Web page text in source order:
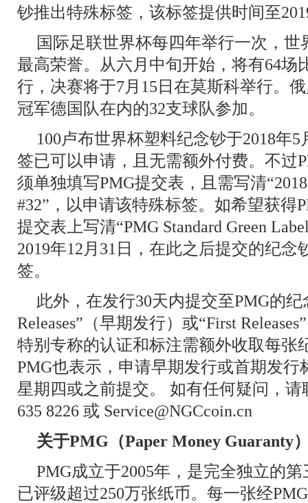
钞推出特殊标签，该标签提供时间至
国际足联世界杯每四年举行一次，
最高荣誉。从六月中旬开始，将有64场
行，决赛将于7月15日在莫斯科举行。
冠军德国队在内的32支球队参加。
100卢布世界杯塑料纪念钞于2018年
签已可以申请，且无需额外付费。不过
须单独填写PMG提交表，且需写清
#32”，以申请该特殊标签。如希望获得
提交表上写清“PMG Standard Green
2019年12月31日，在此之后提交的纪念
签。
此外，在发行30天内提交至PMG的
Releases”（早期发行）或“First
特别专称的认证和标注需额外收取每张
PMG也表示，申请早期发行或首期发行
星期四或之前提交。 如有任何疑问，请
635 8226 或 Service@NGCcoin.cn
关于PMG（Paper Money Guaranty
PMG成立于2005年，是完全独立的
已评级超过250万张纸币。每一张经